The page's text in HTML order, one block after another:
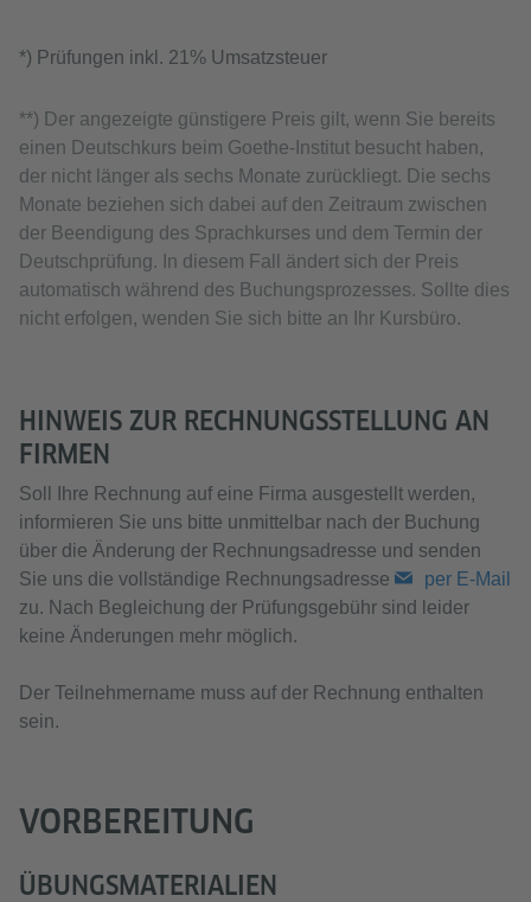
*) Prüfungen inkl. 21% Umsatzsteuer
**) Der angezeigte günstigere Preis gilt, wenn Sie bereits
einen Deutschkurs beim Goethe-Institut besucht haben,
der nicht länger als sechs Monate zurückliegt. Die sechs
Monate beziehen sich dabei auf den Zeitraum zwischen
der Beendigung des Sprachkurses und dem Termin der
Deutschprüfung. In diesem Fall ändert sich der Preis
automatisch während des Buchungsprozesses. Sollte dies
nicht erfolgen, wenden Sie sich bitte an Ihr Kursbüro.
HINWEIS ZUR RECHNUNGSSTELLUNG AN
FIRMEN
Soll Ihre Rechnung auf eine Firma ausgestellt werden,
informieren Sie uns bitte unmittelbar nach der Buchung
über die Änderung der Rechnungsadresse und senden
Sie uns die vollständige Rechnungsadresse
per E-Mail
zu. Nach Begleichung der Prüfungsgebühr sind leider
keine Änderungen mehr möglich.
Der Teilnehmername muss auf der Rechnung enthalten
sein.
VORBEREITUNG
ÜBUNGSMATERIALIEN